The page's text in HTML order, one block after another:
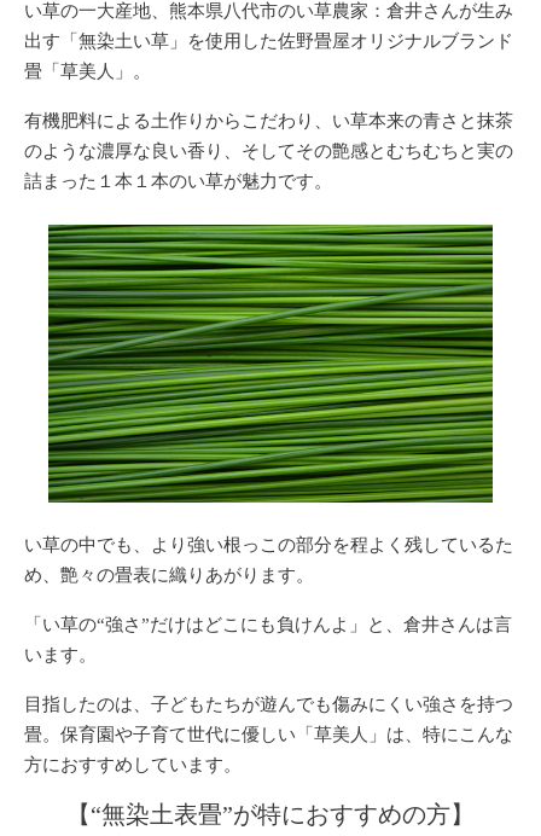
い草の一大産地、熊本県八代市のい草農家：倉井さんが生み
出す「無染土い草」を使用した佐野畳屋オリジナルブランド
畳「草美人」
。
有機肥料による土作りからこだわり、い草本来の青さと抹茶
のような濃厚な良い香り、そしてその艶感とむちむちと実の
詰まった１本１本のい草が魅力です。
い草の中でも、より強い根っこの部分を程よく残しているた
め、艶々の畳表に織りあがります。
「い草の“強さ”だけはどこにも負けんよ」と、倉井さんは言
います。
目指したのは、子どもたちが遊んでも傷みにくい強さを持つ
畳。保育園や子育て世代に優しい「草美人」は、特にこんな
方におすすめしています。
【“無染土表畳”が特におすすめの方】